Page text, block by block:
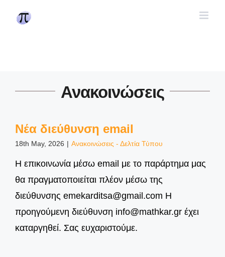
Ανακοινώσεις
Νέα διεύθυνση email
18th May, 2026 | Ανακοινώσεις - Δελτία Τύπου
Η επικοινωνία μέσω email με το παράρτημα μας
θα πραγματοποιείται πλέον μέσω της
διεύθυνσης emekarditsa@gmail.com Η
προηγούμενη διεύθυνση info@mathkar.gr έχει
καταργηθεί. Σας ευχαριστούμε.